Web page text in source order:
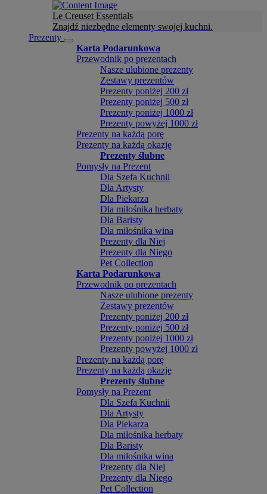
Le Creuset Essentials
Znajdź niezbędne elementy swojej kuchni.
Prezenty
Karta Podarunkowa
Przewodnik po prezentach
Nasze ulubione prezenty
Zestawy prezentów
Prezenty poniżej 200 zł
Prezenty poniżej 500 zł
Prezenty poniżej 1000 zł
Prezenty powyżej 1000 zł
Prezenty na każdą porę
Prezenty na każdą okazję
Prezenty ślubne
Pomysły na Prezent
Dla Szefa Kuchnii
Dla Artysty
Dla Piekarza
Dla miłośnika herbaty
Dla Baristy
Dla miłośnika wina
Prezenty dla Niej
Prezenty dla Niego
Pet Collection
Karta Podarunkowa
Przewodnik po prezentach
Nasze ulubione prezenty
Zestawy prezentów
Prezenty poniżej 200 zł
Prezenty poniżej 500 zł
Prezenty poniżej 1000 zł
Prezenty powyżej 1000 zł
Prezenty na każdą porę
Prezenty na każdą okazję
Prezenty ślubne
Pomysły na Prezent
Dla Szefa Kuchnii
Dla Artysty
Dla Piekarza
Dla miłośnika herbaty
Dla Baristy
Dla miłośnika wina
Prezenty dla Niej
Prezenty dla Niego
Pet Collection